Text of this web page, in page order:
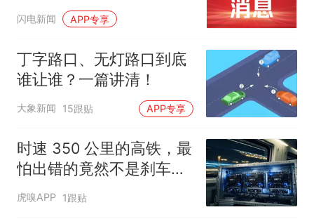
闪电新闻 APP专享
丁字路口、无灯路口到底
谁让谁？一篇讲清！
大象新闻 15跟贴 APP专享
时速 350 公里的高铁，最
怕出错的竟然不是刹车
片？
虎嗅APP 1跟贴